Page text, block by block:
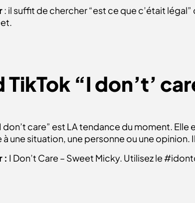
: il suffit de chercher “est ce que c’était
TikTok “I don’t’
don’t care” est LA tendance du moment.
une situation, une personne ou une
: I Don’t Care – Sweet Micky. Utilisez le